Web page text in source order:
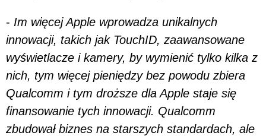
- Im więcej Apple wprowadza unikalnych
innowacji, takich jak TouchID, zaawansowane
wyświetlacze i kamery, by wymienić tylko kilka z
nich, tym więcej pieniędzy bez powodu zbiera
Qualcomm i tym droższe dla Apple staje się
finansowanie tych innowacji. Qualcomm
zbudował biznes na starszych standardach, ale